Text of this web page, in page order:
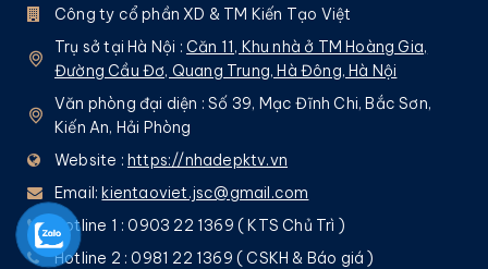
Công ty cổ phần XD & TM Kiến Tạo Việt
Trụ sở tại Hà Nội : Căn 11, Khu nhà ở TM Hoàng Gia,
Đường Cầu Đơ, Quang Trung, Hà Đông, Hà Nội
Văn phòng đại diện : Số 39, Mạc Đĩnh Chi, Bắc Sơn,
Kiến An, Hải Phòng
Website : https://nhadepktv.vn
Email:kientaoviet.jsc@gmail.com
Hotline 1 : 0903 22 1369 ( KTS Chủ Trì )
Hotline 2 : 0981 22 1369 ( CSKH & Báo giá )